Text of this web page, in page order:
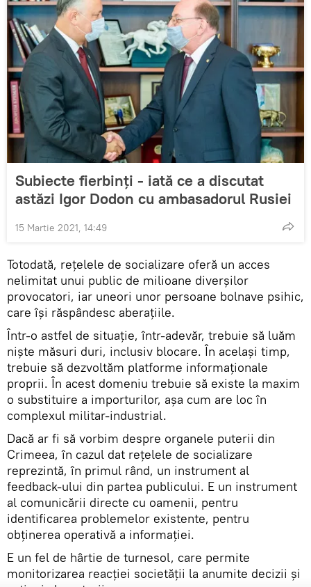
Subiecte fierbinți - iată ce a discutat
astăzi Igor Dodon cu ambasadorul Rusiei
15 Martie 2021, 14:49
Totodată, rețelele de socializare oferă un acces
nelimitat unui public de milioane diverșilor
provocatori, iar uneori unor persoane bolnave psihic,
care își răspândesc aberațiile.
Într-o astfel de situație, într-adevăr, trebuie să luăm
niște măsuri duri, inclusiv blocare. În același timp,
trebuie să dezvoltăm platforme informaționale
proprii. În acest domeniu trebuie să existe la maxim
o substituire a importurilor, așa cum are loc în
complexul militar-industrial.
Dacă ar fi să vorbim despre organele puterii din
Crimeea, în cazul dat rețelele de socializare
reprezintă, în primul rând, un instrument al
feedback-ului din partea publicului. E un instrument
al comunicării directe cu oamenii, pentru
identificarea problemelor existente, pentru
obținerea operativă a informației.
E un fel de hârtie de turnesol, care permite
monitorizarea reacției societății la anumite decizii și